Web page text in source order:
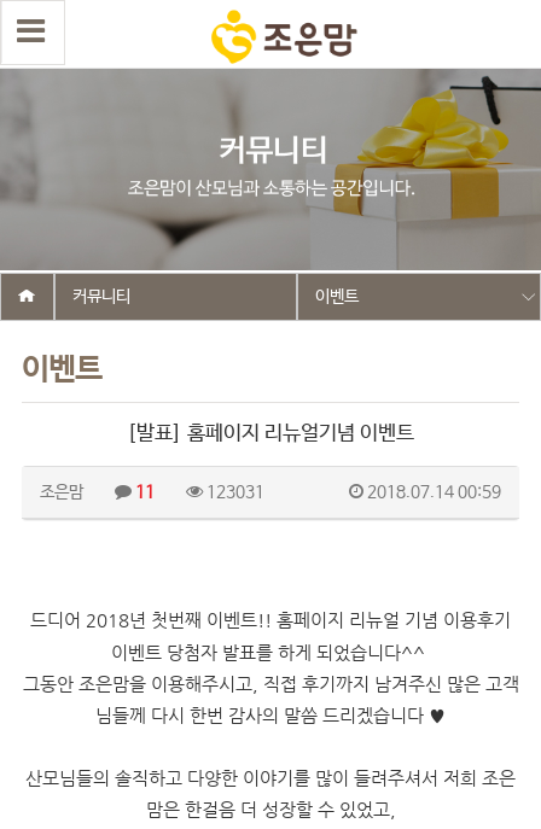
이벤트
커뮤니티 이벤트
[발표] 홈페이지 리뉴얼기념 이벤트
조은맘 11 123031 2018.07.14 00:59
드디어 2018년 첫번째 이벤트!! 홈페이지 리뉴얼 기념 이용후기
이벤트 당첨자 발표를 하게 되었습니다^^
그동안 조은맘을 이용해주시고, 직접 후기까지 남겨주신 많은 고객
님들께 다시 한번 감사의 말씀 드리겠습니다 ♥
산모님들의 솔직하고 다양한 이야기를 많이 들려주셔서 저희 조은
맘은 한걸음 더 성장할 수 있었고,